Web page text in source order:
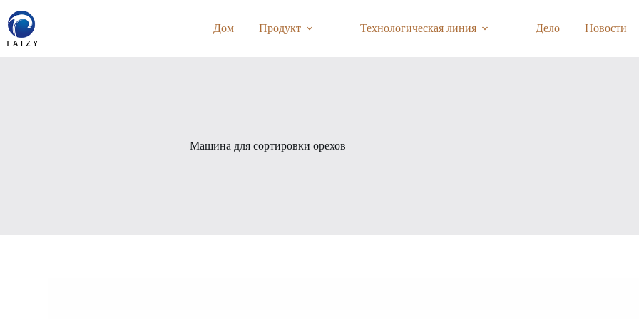
сути
Дом Продукт Технологическая линия Дело Новости
Машина для сортировки орехов